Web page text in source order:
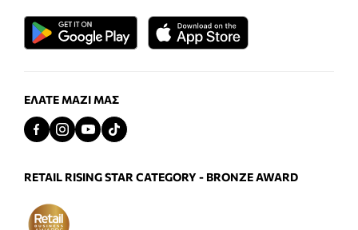
ΕΛΆΤΕ ΜΑΖΊ ΜΑΣ
RETAIL RISING STAR CATEGORY - BRONZE AWARD